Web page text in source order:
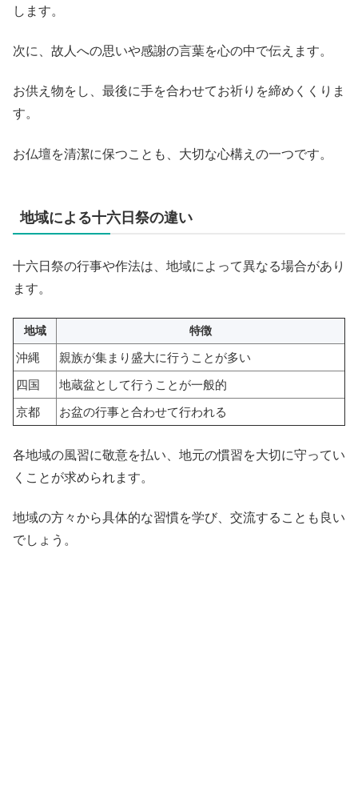
します。
次に、故人への思いや感謝の言葉を心の中で伝えます。
お供え物をし、最後に手を合わせてお祈りを締めくくりま
す。
お仏壇を清潔に保つことも、大切な心構えの一つです。
地域による十六日祭の違い
十六日祭の行事や作法は、地域によって異なる場合があり
ます。
地域 特徴
沖縄
親族が集まり盛大に行うことが多い
四国
地蔵盆として行うことが一般的
京都
お盆の行事と合わせて行われる
各地域の風習に敬意を払い、地元の慣習を大切に守ってい
くことが求められます。
地域の方々から具体的な習慣を学び、交流することも良い
でしょう。